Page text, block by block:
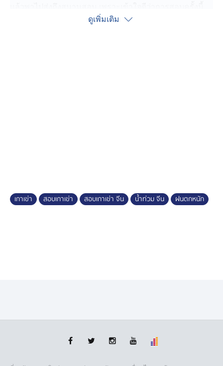
สำคัญต่ออนาคตของเด็กนักเรียนทุกคน จนได้รับเสียงชื่นชม
ดูเพิ่มเติม
เกาเข่า สอบเกาเข่า สอบเกาเข่า จีน น้ำท่วม จีน ฝนตกหนัก